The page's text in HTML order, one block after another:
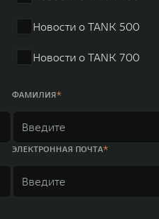
Новости о TANK 500
Новости о TANK 700
ФАМИЛИЯ
ЭЛЕКТРОННАЯ ПОЧТА